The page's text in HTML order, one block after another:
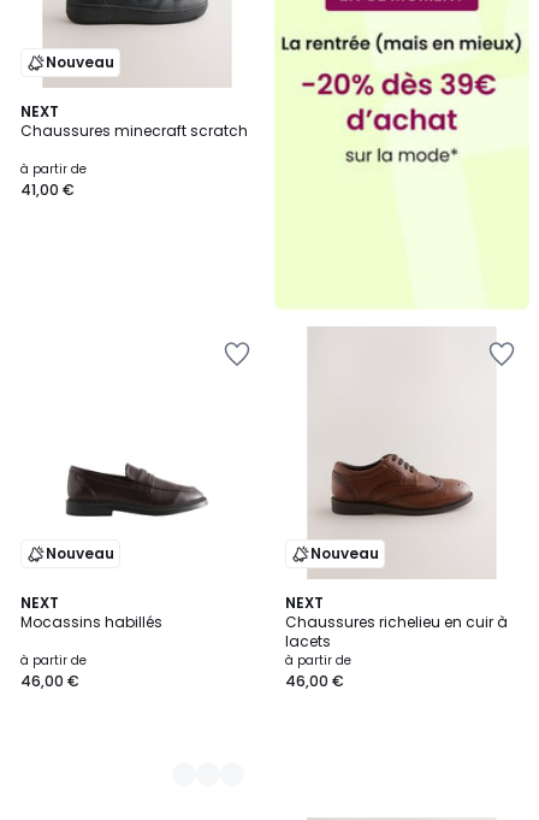
Nouveau
NEXT
Chaussures minecraft scratch
à partir de
41,00 €
Nouveau
NEXT
Mocassins habillés
à partir de
46,00 €
2
Couleurs
Nouveau
NEXT
Chaussures richelieu en cuir à
lacets
à partir de
46,00 €